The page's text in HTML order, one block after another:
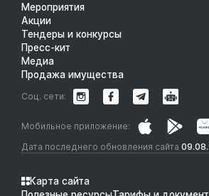
Мероприятия
Акции
Тендеры и конкурсы
Пресс-кит
Медиа
Продажа имущества
Дата последнего обновления сайта
Мобильное приложение:
Соц. сети:
Карта сайта